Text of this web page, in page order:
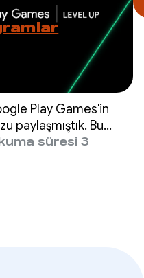
edin
Play Games'in
paylaşmıştık. Bu
başarısını
sınıf bir oyuncu
süresi 3